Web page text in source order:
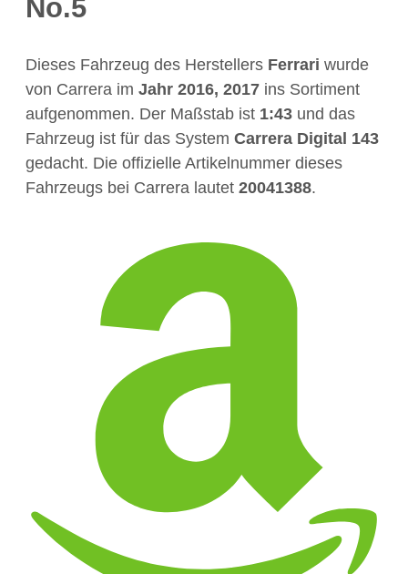
No.5
Dieses Fahrzeug des Herstellers Ferrari wurde
von Carrera im Jahr 2016, 2017 ins Sortiment
aufgenommen. Der Maßstab ist 1:43 und das
Fahrzeug ist für das System Carrera Digital 143
gedacht. Die offizielle Artikelnummer dieses
Fahrzeugs bei Carrera lautet 20041388.